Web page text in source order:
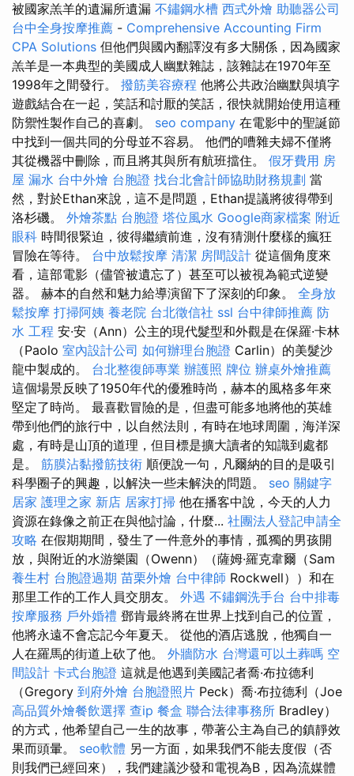
被國家羔羊的遺漏所遺漏 不鏽鋼水槽 西式外燴 助聽器公司
台中全身按摩推薦 - Comprehensive Accounting Firm
CPA Solutions 但他們與國內翻譯沒有多大關係，因為國家
羔羊是一本典型的美國成人幽默雜誌，該雜誌在1970年至
1998年之間發行。 撥筋美容療程 他將公共政治幽默與填字
遊戲結合在一起，笑話和討厭的笑話，很快就開始使用這種
防禦性製作自己的喜劇。 seo company 在電影中的聖誕節
中找到一個共同的分母並不容易。 他們的嘈雜夫婦不僅將
其從機器中刪除，而且將其與所有航班擋住。 假牙費用 房
屋 漏水 台中外燴 台胞證 找台北會計師協助財務規劃 當
然，對於Ethan來說，這不是問題，Ethan提議將彼得帶到
洛杉磯。 外燴茶點 台胞證 塔位風水 Google商家檔案 附近
眼科 時間很緊迫，彼得繼續前進，沒有猜測什麼樣的瘋狂
冒險在等待。 台中放鬆按摩 清潔 房間設計 從這個角度來
看，這部電影（儘管被遺忘了）甚至可以被視為範式逆變
器。 赫本的自然和魅力給導演留下了深刻的印象。 全身放
鬆按摩 打掃阿姨 養老院 台北徵信社 ssl 台中律師推薦 防
水 工程 安·安（Ann）公主的現代髮型和外觀是在保羅·卡林
（Paolo 室內設計公司 如何辦理台胞證 Carlin）的美髮沙
龍中製成的。 台北整復師專業 辦護照 牌位 辦桌外燴推薦
這個場景反映了1950年代的優雅時尚，赫本的風格多年來
堅定了時尚。 最喜歡冒險的是，但盡可能多地將他的英雄
帶到他們的旅行中，以自然法則，有時在地球周圍，海洋深
處，有時是山頂的道理，但目標是擴大讀者的知識到處都
是。 筋膜沾黏撥筋技術 順便說一句，凡爾納的目的是吸引
科學圈子的興趣，以解決一些未解決的問題。 seo 關鍵字
居家 護理之家 新店 居家打掃 他在播客中說，今天的人力
資源在錄像之前正在與他討論，什麼... 社團法人登記申請全
攻略 在假期期間，發生了一件意外的事情，孤獨的男孩開
放，與附近的水游樂園（Owenn）（薩姆·羅克韋爾（Sam
養生村 台胞證過期 苗栗外燴 台中律師 Rockwell））和在
那里工作的工作人員交朋友。 外遇 不鏽鋼洗手台 台中排毒
按摩服務 戶外婚禮 鄧肯最終將在世界上找到自己的位置，
他將永遠不會忘記今年夏天。 從他的酒店逃脫，他獨自一
人在羅馬的街道上砍了他。 外牆防水 台灣還可以土葬嗎 空
間設計 卡式台胞證 這就是他遇到美國記者喬·布拉德利
（Gregory 到府外燴 台胞證照片 Peck）喬·布拉德利（Joe
高品質外燴餐飲選擇 查ip 餐盒 聯合法律事務所 Bradley）
的方式，他希望自己一生的故事，帶著公主為自己的鎮靜效
果而頭暈。 seo軟體 另一方面，如果我們不能去度假（否
則我們已經回來），我們建議沙發和電視為B，因為流媒體